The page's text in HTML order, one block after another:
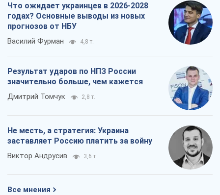
Что ожидает украинцев в 2026-2028
годах? Основные выводы из новых
прогнозов от НБУ
Василий Фурман 4,8 т.
Результат ударов по НПЗ России
значительно больше, чем кажется
Дмитрий Томчук 2,8 т.
Не месть, а стратегия: Украина
заставляет Россию платить за войну
Виктор Андрусив 3,6 т.
Все мнения